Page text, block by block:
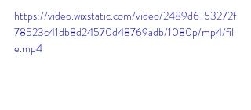
https://video.wixstatic.com/video/2489d6_53272f
78523c41db8d24570d48769adb/1080p/mp4/fil
e.mp4